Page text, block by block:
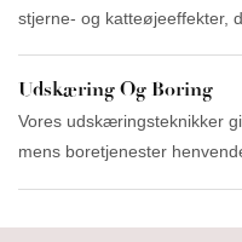
stjerne- og katteøjeeffekter,
Udskæring Og Boring
Vores udskæringsteknikker
mens boretjenester